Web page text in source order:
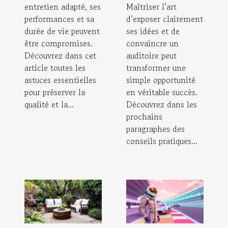
entretien adapté, ses
performances et sa
durée de vie peuvent
être compromises.
Découvrez dans cet
article toutes les
astuces essentielles
pour préserver la
qualité et la...
Maîtriser l’art
d’exposer clairement
ses idées et de
convaincre un
auditoire peut
transformer une
simple opportunité
en véritable succès.
Découvrez dans les
prochains
paragraphes des
conseils pratiques...